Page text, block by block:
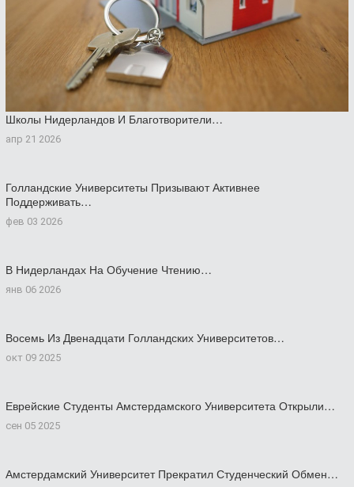
Школы Нидерландов И Благотворители…
апр 21 2026
Голландские Университеты Призывают Активнее
Поддерживать…
фев 03 2026
В Нидерландах На Обучение Чтению…
янв 06 2026
Восемь Из Двенадцати Голландских Университетов…
окт 09 2025
Еврейские Студенты Амстердамского Университета Открыли…
сен 05 2025
Амстердамский Университет Прекратил Студенческий Обмен…